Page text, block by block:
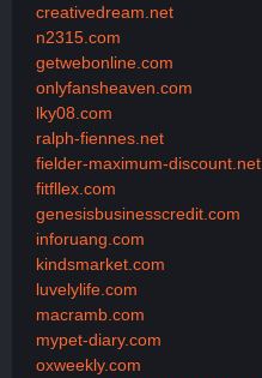
creativedream.net
n2315.com
getwebonline.com
onlyfansheaven.com
lky08.com
ralph-fiennes.net
fielder-maximum-discount.net
fitfllex.com
genesisbusinesscredit.com
inforuang.com
kindsmarket.com
luvelylife.com
macramb.com
mypet-diary.com
oxweekly.com